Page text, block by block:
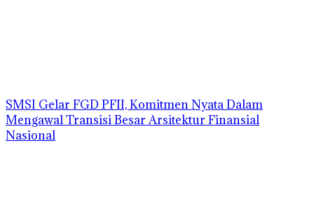
SMSI Gelar FGD PFII, Komitmen Nyata Dalam
Mengawal Transisi Besar Arsitektur Finansial
Nasional